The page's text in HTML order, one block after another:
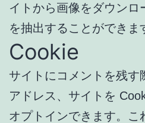
イトから画像をダウンロ
を抽出することができま
Cookie
サイトにコメントを残す
アドレス、サイトを
オプトインできます。こ